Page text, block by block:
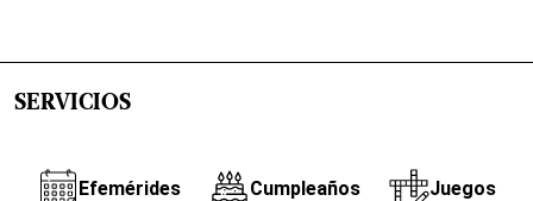
SERVICIOS
Efemérides Cumpleaños Juegos